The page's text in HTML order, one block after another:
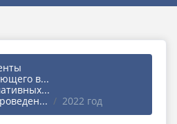
в...
2022 год